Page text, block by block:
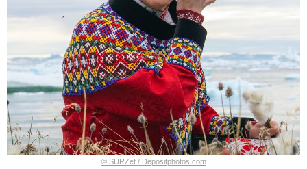
© SURZet / Depositphotos.com